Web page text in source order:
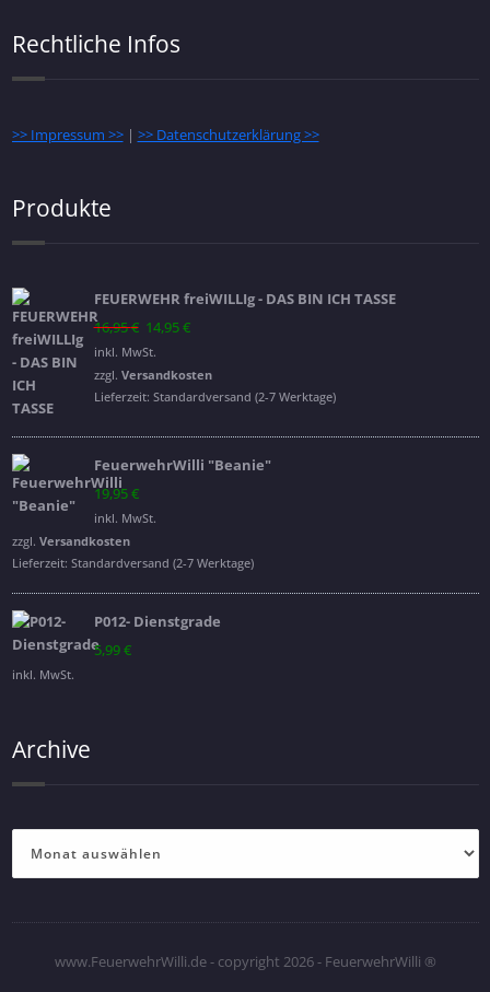
Rechtliche Infos
>> Impressum >>| >> Datenschutzerklärung >>
Produkte
FEUERWEHR freiWILLIg - DAS BIN ICH TASSE
16,95€ Ursprünglicher
Preis
war:
16,95 €
14,95€
ist:
14,95 €.
inkl. MwSt.
zzgl. Versandkosten
Lieferzeit: Standardversand (2-7 Werktage)
FeuerwehrWilli "Beanie"
19,95€
inkl. MwSt.
zzgl. Versandkosten
Lieferzeit: Standardversand (2-7 Werktage)
P012- Dienstgrade
5,99€
inkl. MwSt.
Archive